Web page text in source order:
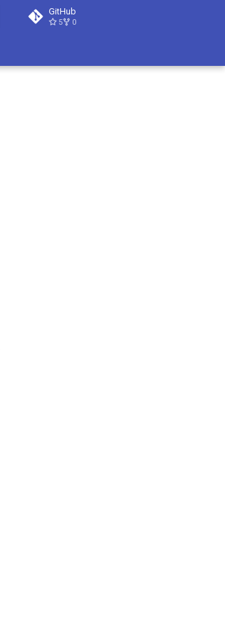
GitHub
5 0